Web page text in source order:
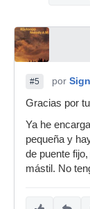
#5 por
Gracias por
Ya he
pequeña y
de puente
mástil. No